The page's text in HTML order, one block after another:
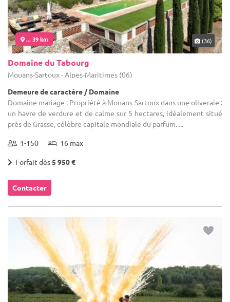
... 39 km (36)
Domaine du Tabourg
Mouans-Sartoux - Alpes-Maritimes (06)
Demeure de caractère / Domaine
Domaine mariage : Propriété à Mouans-Sartoux dans une oliveraie :
un havre de verdure et de calme sur 5 hectares, idéalement situé
près de Grasse, célèbre capitale mondiale du parfum. ...
1-150 16 max
Forfait dès5 950 €
Contacter